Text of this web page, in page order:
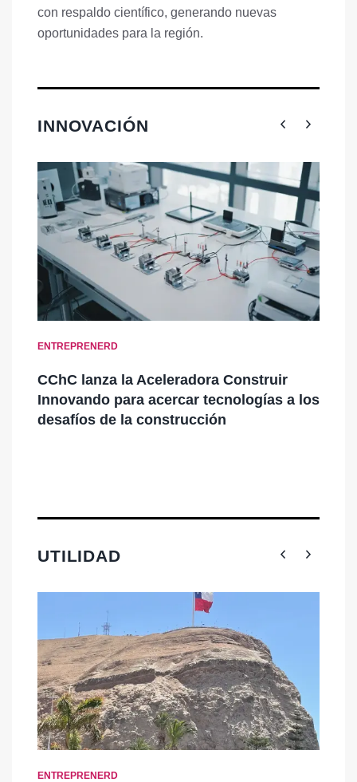
con respaldo científico, generando nuevas
oportunidades para la región.
INNOVACIÓN
ENTREPRENERD
CChC lanza la Aceleradora Construir
Innovando para acercar tecnologías a los
desafíos de la construcción
UTILIDAD
ENTREPRENERD